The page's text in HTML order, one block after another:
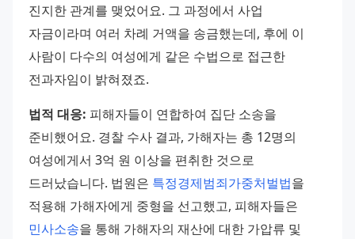
진지한 관계를 맺었어요. 그 과정에서 사업
자금이라며 여러 차례 거액을 송금했는데, 후에 이
사람이 다수의 여성에게 같은 수법으로 접근한
전과자임이 밝혀졌죠.
법적 대응: 피해자들이 연합하여 집단 소송을
준비했어요. 경찰 수사 결과, 가해자는 총 12명의
여성에게서 3억 원 이상을 편취한 것으로
드러났습니다. 법원은 특정경제범죄가중처벌법을
민사소송을 통해 가해자의 재산에 대한 가압류 및